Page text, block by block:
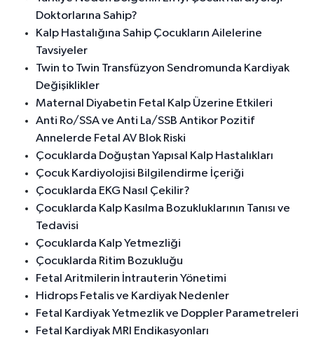
Doktorlarına Sahip?
Kalp Hastalığına Sahip Çocukların Ailelerine
Tavsiyeler
Twin to Twin Transfüzyon Sendromunda Kardiyak
Değişiklikler
Maternal Diyabetin Fetal Kalp Üzerine Etkileri
Anti Ro/SSA ve Anti La/SSB Antikor Pozitif
Annelerde Fetal AV Blok Riski
Çocuklarda Doğuştan Yapısal Kalp Hastalıkları
Çocuk Kardiyolojisi Bilgilendirme İçeriği
Çocuklarda EKG Nasıl Çekilir?
Çocuklarda Kalp Kasılma Bozukluklarının Tanısı ve
Tedavisi
Çocuklarda Kalp Yetmezliği
Çocuklarda Ritim Bozukluğu
Fetal Aritmilerin İntrauterin Yönetimi
Hidrops Fetalis ve Kardiyak Nedenler
Fetal Kardiyak Yetmezlik ve Doppler Parametreleri
Fetal Kardiyak MRI Endikasyonları